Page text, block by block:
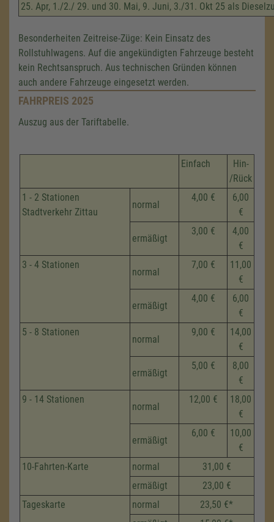
25. Apr, 1./2./ 29. und 30. Mai, 9. Juni, 3./31. Okt 25 als
Besonderheiten Zeitreise-Züge: Kein Einsatz des
Rollstuhlwagens. Auf die angekündigten Fahrzeuge besteht
kein Rechtsanspruch. Aus technischen Gründen können
auch andere Fahrzeuge eingesetzt werden.
FAHRPREIS 2025
Auszug aus der Tariftabelle.
Einfach
Hin-
/Rück
1 - 2 Stationen
Stadtverkehr Zittau
normal
4,00 €
6,00
€
ermäßigt
3,00 €
4,00
€
3 - 4 Stationen
normal
7,00 €
11,00
€
ermäßigt
4,00 €
6,00
€
5 - 8 Stationen
normal
9,00 €
14,00
€
ermäßigt
5,00 €
8,00
€
9 - 14 Stationen
normal
12,00 €
18,00
€
ermäßigt
6,00 €
10,00
€
10-Fahrten-Karte
normal
31,00 €
ermäßigt
23,00 €
Tageskarte
normal
23,50 €*